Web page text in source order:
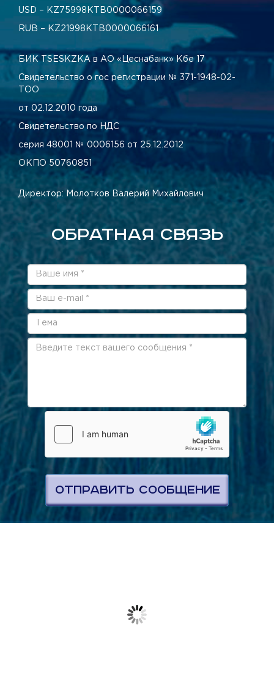
USD – KZ75998КТВ0000066159
RUB – KZ21998КТВ0000066161
БИК TSESKZKA в АО «Цеснабанк» Кбе 17
Свидетельство о гос регистрации № 371-1948-02-
ТОО
от 02.12.2010 года
Свидетельство по НДС
серия 48001 № 0006156 от 25.12.2012
ОКПО 50760851
Директор: Молотков Валерий Михайлович
ОБРАТНАЯ СВЯЗЬ